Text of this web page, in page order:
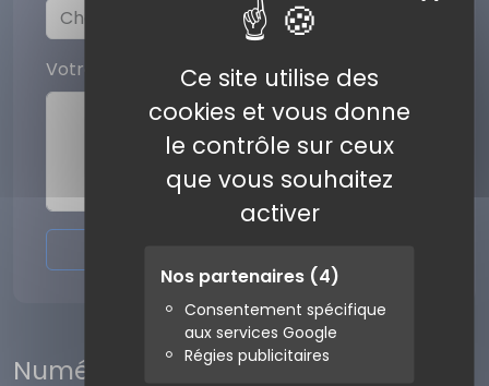
Ce site utilise des
cookies et vous donne
le contrôle sur ceux
que vous souhaitez
activer
Nos partenaires (4)
Consentement spécifique
aux services Google
Régies publicitaires
Votre commentaire
Numéros similaires